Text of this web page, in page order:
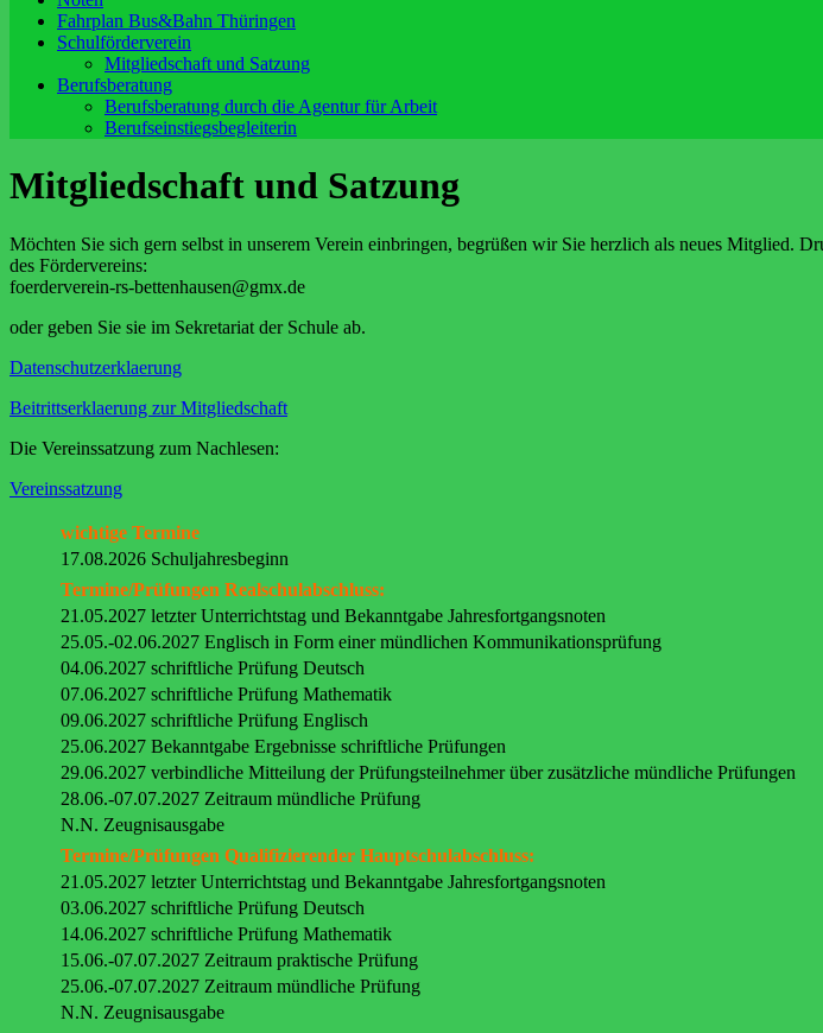
Fahrplan Bus&Bahn Thüringen
Schulförderverein
Mitgliedschaft und Satzung
Berufsberatung
Berufsberatung durch die Agentur für Arbeit
Berufseinstiegsbegleiterin
Mitgliedschaft und Satzung
Möchten Sie sich gern selbst in unserem Verein einbringen, begrüßen wir Sie herzlich als neues Mitglied.
des
foerderverein-rs-bettenhausen@gmx.de
oder geben Sie sie im Sekretariat der Schule ab.
Datenschutzerklaerung
Beitrittserklaerung zur Mitgliedschaft
Die Vereinssatzung zum Nachlesen:
Vereinssatzung
wichtige Termine
17.08.2026 Schuljahresbeginn
Termine/Prüfungen Realschulabschluss:
21.05.2027 letzter Unterrichtstag und Bekanntgabe Jahresfortgangsnoten
25.05.-02.06.2027 Englisch in Form einer mündlichen Kommunikationsprüfung
04.06.2027 schriftliche Prüfung Deutsch
07.06.2027 schriftliche Prüfung Mathematik
09.06.2027 schriftliche Prüfung Englisch
25.06.2027 Bekanntgabe Ergebnisse schriftliche Prüfungen
29.06.2027 verbindliche Mitteilung der Prüfungsteilnehmer über zusätzliche mündliche Prüfungen
28.06.-07.07.2027 Zeitraum mündliche Prüfung
N.N. Zeugnisausgabe
Termine/Prüfungen Qualifizierender Hauptschulabschluss:
21.05.2027 letzter Unterrichtstag und Bekanntgabe Jahresfortgangsnoten
03.06.2027 schriftliche Prüfung Deutsch
14.06.2027 schriftliche Prüfung Mathematik
15.06.-07.07.2027 Zeitraum praktische Prüfung
25.06.-07.07.2027 Zeitraum mündliche Prüfung
N.N. Zeugnisausgabe